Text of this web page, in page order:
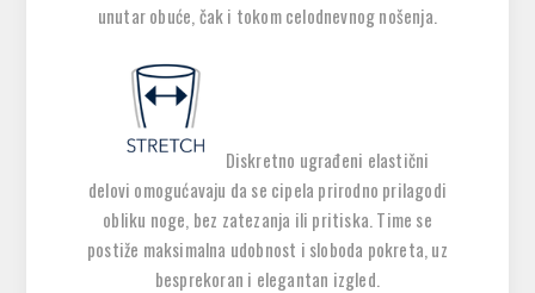
unutar obuće, čak i tokom celodnevnog nošenja.
Diskretno ugrađeni elastični
delovi omogućavaju da se cipela prirodno prilagodi
obliku noge, bez zatezanja ili pritiska. Time se
postiže maksimalna udobnost i sloboda pokreta, uz
besprekoran i elegantan izgled.